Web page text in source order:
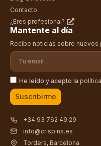
Contacto
¿Eres profesional?
Mantente al día
Recibe noticias sobre
He leído y acepto la
Suscribirme
+34 93 762 49 29
info@crispins.es
Tordera, Barcelona